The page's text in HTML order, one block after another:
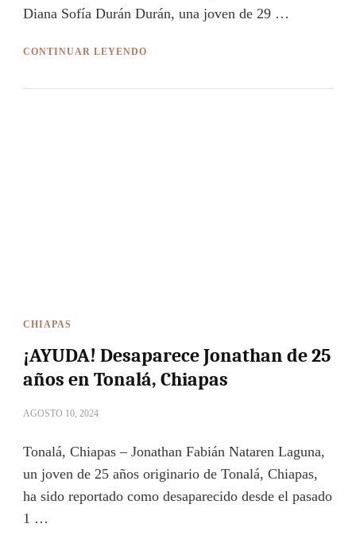
Diana Sofía Durán Durán, una joven de 29 …
CONTINUAR LEYENDO
CHIAPAS
¡AYUDA! Desaparece Jonathan de 25
años en Tonalá, Chiapas
AGOSTO 10, 2024
Tonalá, Chiapas – Jonathan Fabián Nataren Laguna,
un joven de 25 años originario de Tonalá, Chiapas,
ha sido reportado como desaparecido desde el pasado
1 …